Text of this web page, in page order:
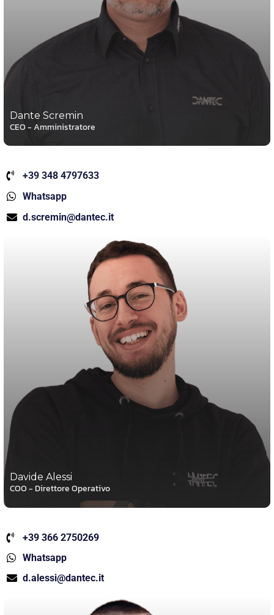
Dante Scremin
CEO - Amministratore
+39 348 4797633
Whatsapp
d.scremin@dantec.it
Davide Alessi
COO - Direttore Operativo
+39 366 2750269
Whatsapp
d.alessi@dantec.it